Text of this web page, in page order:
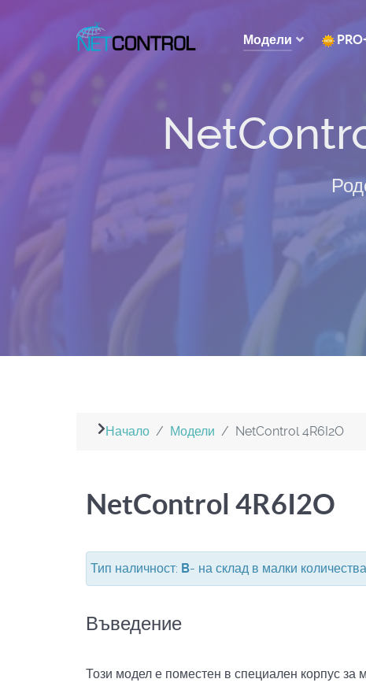
Модели
Начало Модели NetControl 4R6I2O
NetControl 4R6I2O
Тип наличност: B- на склад в малки количества
Въведение
Този модел е поместен в специален корпус